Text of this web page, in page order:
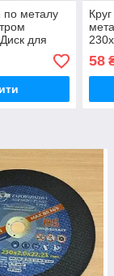
по металу
для
і
верстата
58